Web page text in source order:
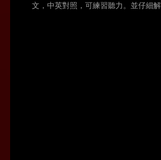
文，中英對照，可練習聽力。並仔細